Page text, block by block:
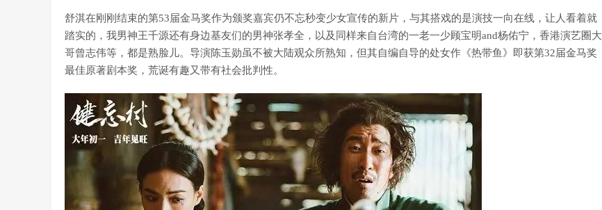
舒淇在刚刚结束的第53届金马奖作为颁奖嘉宾仍不忘秒变少女宣传的新片，与其搭戏的是演技一向在线，让人看着就
踏实的，我男神王千源还有身边基友们的男神张孝全，以及同样来自台湾的一老一少顾宝明and杨佑宁，香港演艺圈大
哥曾志伟等，都是熟脸儿。导演陈玉勋虽不被大陆观众所熟知，但其自编自导的处女作《热带鱼》即获第32届金马奖
最佳原著剧本奖，荒诞有趣又带有社会批判性。